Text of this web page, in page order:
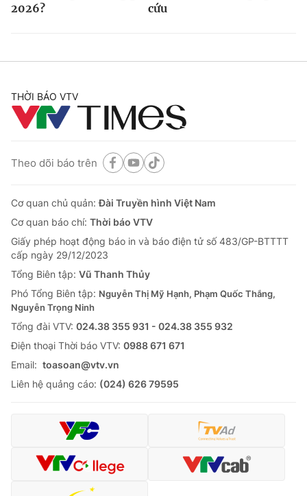
2026?
cứu
THỜI BÁO VTV
Theo dõi báo trên
Cơ quan chủ quản:Đài Truyền hình Việt Nam
Cơ quan báo chí: Thời báo VTV
Giấy phép hoạt động báo in và báo điện tử số 483/GP-BTTTT
cấp ngày 29/12/2023
Tổng Biên tập: Vũ Thanh Thủy
Phó Tổng Biên tập: Nguyễn Thị Mỹ Hạnh, Phạm Quốc Thắng,
Nguyễn Trọng Ninh
Tổng đài VTV: 024.38 355 931 - 024.38 355 932
Ðiện thoại Thời báo VTV: 0988 671 671
Email: toasoan@vtv.vn
Liên hệ quảng cáo: (024) 626 79595